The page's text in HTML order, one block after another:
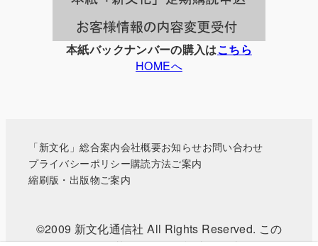
本紙バックナンバーの購入はこちら
HOMEへ
「新文化」総合案内会社概要お知らせお問い合わせ
プライバシーポリシー購読方法ご案内
縮刷版・出版物ご案内
©2009 新文化通信社 All Rights Reserved. この